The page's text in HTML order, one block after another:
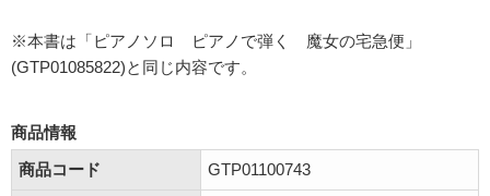
※本書は「ピアノソロ ピアノで弾く 魔女の宅急便」
(GTP01085822)と同じ内容です。
商品情報
商品コード
GTP01100743